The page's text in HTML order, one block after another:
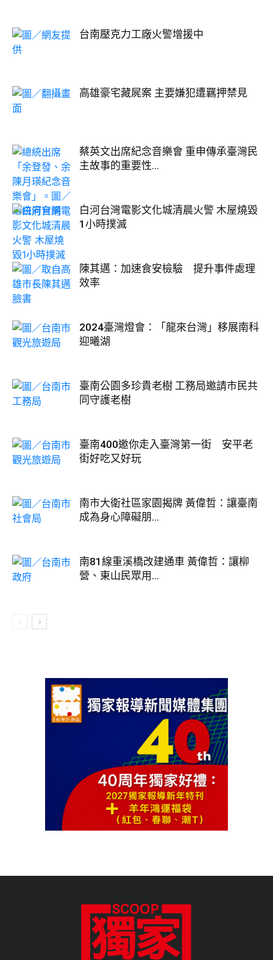
台南壓克力工廠火警增援中
高雄豪宅藏屍案 主要嫌犯遭羈押禁見
蔡英文出席紀念音樂會 重申傳承臺灣民
主故事的重要性...
白河台灣電影文化城清晨火警 木屋燒毀
1小時撲滅
陳其邁：加速食安檢驗 提升事件處理
效率
2024臺灣燈會：「龍來台灣」移展南科
迎曦湖
臺南公園多珍貴老樹 工務局邀請市民共
同守護老樹
臺南400邀你走入臺灣第一街 安平老
街好吃又好玩
南市大衛社區家園揭牌 黃偉哲：讓臺南
成為身心障礙朋...
南81線重溪橋改建通車 黃偉哲：讓柳
營、東山民眾用...